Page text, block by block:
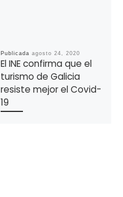
Publicada agosto 24, 2020
El INE confirma que el
turismo de Galicia
resiste mejor el Covid-
19